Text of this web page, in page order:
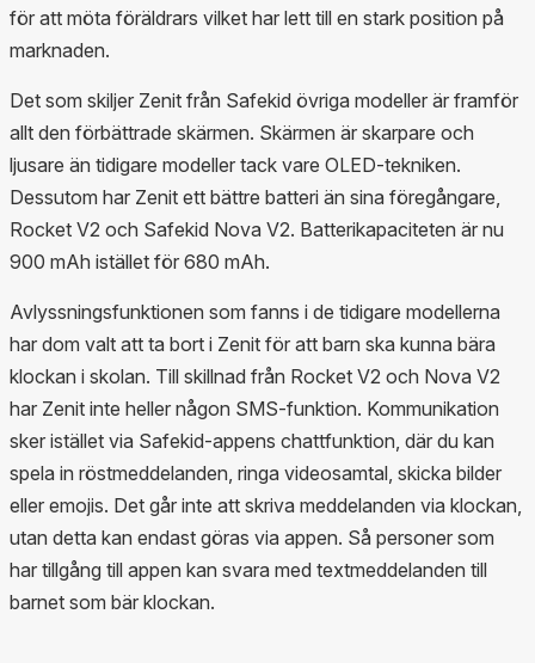
för att möta föräldrars vilket har lett till en stark position på
marknaden.
Det som skiljer Zenit från Safekid övriga modeller är framför
allt den förbättrade skärmen. Skärmen är skarpare och
ljusare än tidigare modeller tack vare OLED-tekniken.
Dessutom har Zenit ett bättre batteri än sina föregångare,
Rocket V2 och Safekid Nova V2. Batterikapaciteten är nu
900 mAh istället för 680 mAh.
Avlyssningsfunktionen som fanns i de tidigare modellerna
har dom valt att ta bort i Zenit för att barn ska kunna bära
klockan i skolan. Till skillnad från Rocket V2 och Nova V2
har Zenit inte heller någon SMS-funktion. Kommunikation
sker istället via Safekid-appens chattfunktion, där du kan
spela in röstmeddelanden, ringa videosamtal, skicka bilder
eller emojis. Det går inte att skriva meddelanden via klockan,
utan detta kan endast göras via appen. Så personer som
har tillgång till appen kan svara med textmeddelanden till
barnet som bär klockan.